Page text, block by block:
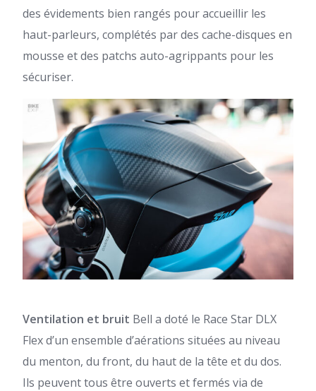
des évidements bien rangés pour accueillir les
haut-parleurs, complétés par des cache-disques en
mousse et des patchs auto-agrippants pour les
sécuriser.
Ventilation et bruit Bell a doté le Race Star DLX
Flex d’un ensemble d’aérations situées au niveau
du menton, du front, du haut de la tête et du dos.
Ils peuvent tous être ouverts et fermés via de